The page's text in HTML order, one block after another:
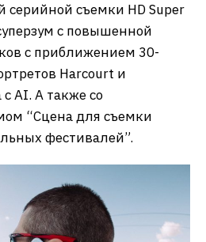
серийной съемки HD Super
с повышенной
с приближением 30-
Harcourt и
AI. А также со
“Сцена для съемки
фестивалей”.